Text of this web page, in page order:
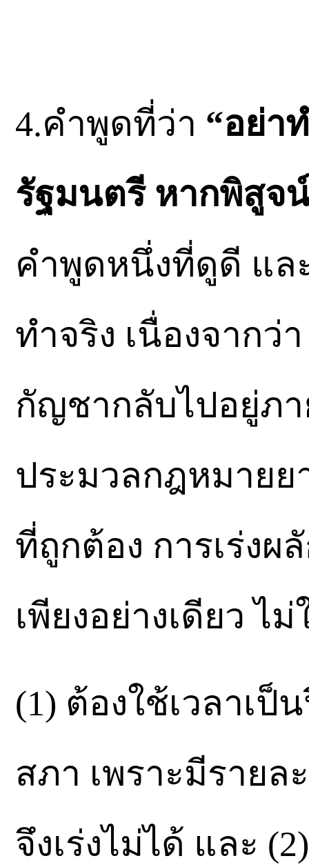
4.คำพูดที่ว่า “อย่า
รัฐมนตรี หากพิสูจ
คำพูดหนึ่งที่ดูดี แล
ทำจริง เนื่องจากว่
กัญชากลับไปอยู่ภ
ประมวลกฎหมาย
ที่ถูกต้อง การเร่ง
เพียงอย่างเดียว ไ
(1) ต้องใช้เวลาเป็
สภา เพราะมีรายล
จึงเร่งไม่ได้ และ